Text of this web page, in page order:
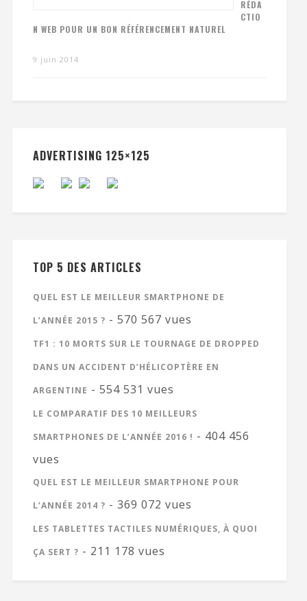
RÉDA
CTIO
N WEB POUR UN BON RÉFÉRENCEMENT NATUREL
9 juin 2014
ADVERTISING 125×125
TOP 5 DES ARTICLES
QUEL EST LE MEILLEUR SMARTPHONE DE
L’ANNÉE 2015 ? - 570 567 vues
TF1 : 10 MORTS SUR LE TOURNAGE DE DROPPED
DANS UN ACCIDENT D’HÉLICOPTÈRE EN
ARGENTINE - 554 531 vues
LE COMPARATIF DES 10 MEILLEURS
SMARTPHONES DE L’ANNÉE 2016 ! - 404 456
vues
QUEL EST LE MEILLEUR SMARTPHONE POUR
L’ANNÉE 2014 ? - 369 072 vues
LES TABLETTES TACTILES NUMÉRIQUES, À QUOI
ÇA SERT ? - 211 178 vues